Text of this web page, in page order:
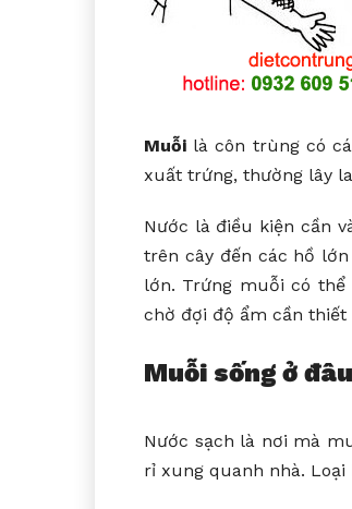
Muỗi là côn trùng có
xuất trứng, thường lây
Nước là điều kiện cần
trên cây đến các hồ
lớn. Trứng muỗi có thể
chờ đợi độ ẩm cần thiết
Muỗi sống ở
Nước sạch là nơi mà
rỉ xung quanh nhà.